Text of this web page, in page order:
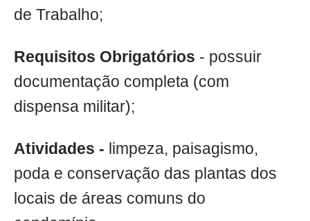
de Trabalho;
Requisitos Obrigatórios - possuir
documentação completa (com
dispensa militar);
Atividades - limpeza, paisagismo,
poda e conservação das plantas dos
locais de áreas comuns do